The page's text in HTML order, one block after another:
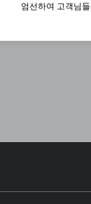
엄선하여 고객님